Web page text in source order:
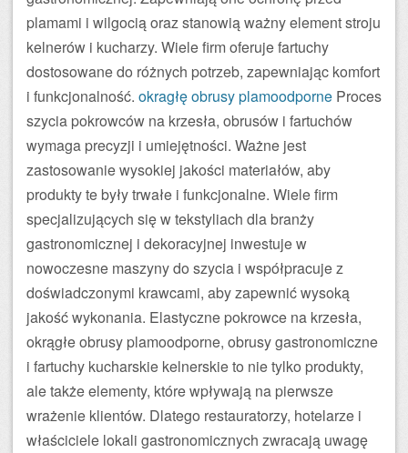
plamami i wilgocią oraz stanowią ważny element stroju
kelnerów i kucharzy. Wiele firm oferuje fartuchy
dostosowane do różnych potrzeb, zapewniając komfort
i funkcjonalność. okragłę obrusy plamoodporne Proces
szycia pokrowców na krzesła, obrusów i fartuchów
wymaga precyzji i umiejętności. Ważne jest
zastosowanie wysokiej jakości materiałów, aby
produkty te były trwałe i funkcjonalne. Wiele firm
specjalizujących się w tekstyliach dla branży
gastronomicznej i dekoracyjnej inwestuje w
nowoczesne maszyny do szycia i współpracuje z
doświadczonymi krawcami, aby zapewnić wysoką
jakość wykonania. Elastyczne pokrowce na krzesła,
okrągłe obrusy plamoodporne, obrusy gastronomiczne
i fartuchy kucharskie kelnerskie to nie tylko produkty,
ale także elementy, które wpływają na pierwsze
wrażenie klientów. Dlatego restauratorzy, hotelarze i
właściciele lokali gastronomicznych zwracają uwagę